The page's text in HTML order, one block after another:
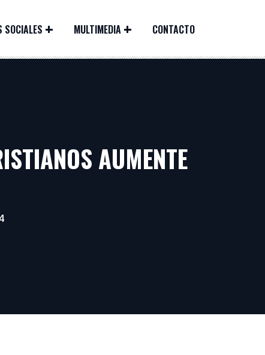
SOCIALES MULTIMEDIA CONTACTO
AUMENTE